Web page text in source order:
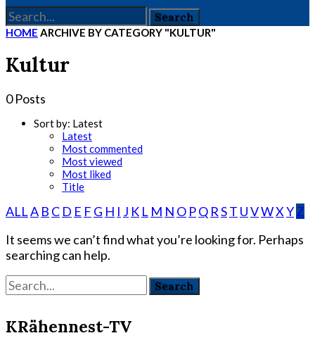
HOME ARCHIVE BY CATEGORY "KULTUR"
Kultur
0 Posts
Sort by: Latest
Latest
Most commented
Most viewed
Most liked
Title
ALLA B C D E F G H I J K L M N O PQ RST UVWXYZ
It seems we can’t find what you’re looking for. Perhaps
searching can help.
KRähennest-TV